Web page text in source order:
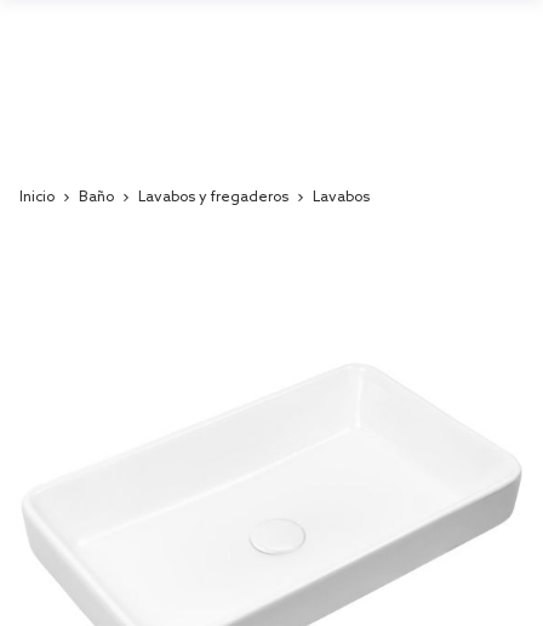
Inicio Baño Lavabos y fregaderos Lavabos